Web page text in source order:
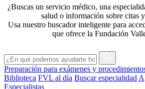
¿Buscas un servicio médico, una
salud o información sobre citas
Usa nuestro buscador inteligente para
que ofrece la Fundación
Preparación para exámenes y
Biblioteca FVL al día Buscar especialidad
Especialistas